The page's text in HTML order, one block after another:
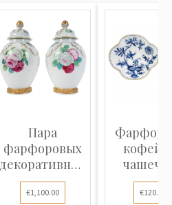
Пара
фарфоровых
декоративных
ваз
€1,100.00 €120.00